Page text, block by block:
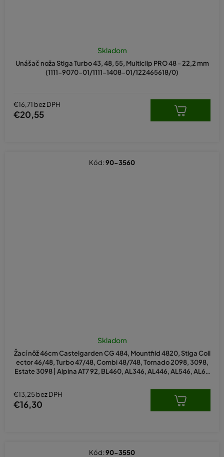
Unášač noža Stiga Turbo 43, 48, 55, Multiclip PRO 48 - 22,2 mm
(1111-9070-01/1111-1408-01/122465618/0)
Skladom
€16,71 bez DPH
€20,55
Žací nôž 46cm Castelgarden CG 484, Mountfild 4820, Stiga Coll
ector 46/48, Turbo 47/48, Combi 48/748, Tornado 2098, 3098,
Estate 3098 | Alpina AT7 92, BL460, AL346, AL446, AL546, AL64
Skladom
€13,25 bez DPH
€16,30
Kód:90-3560
Kód:90-3550